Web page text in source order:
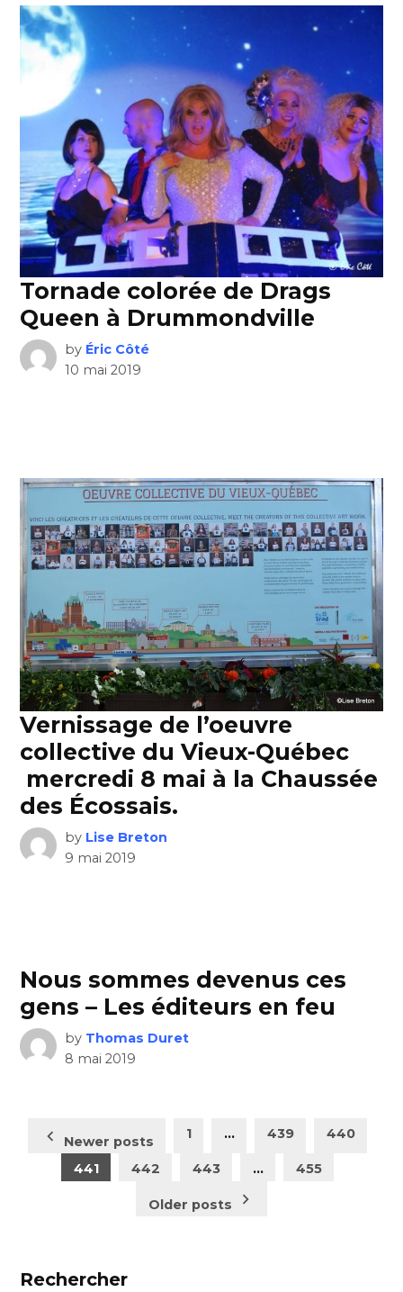
Tornade colorée de Drags
Queen à Drummondville
by Éric Côté
10 mai 2019
Vernissage de l’oeuvre
collective du Vieux-Québec
mercredi 8 mai à la Chaussée
des Écossais.
by Lise Breton
9 mai 2019
Nous sommes devenus ces
gens – Les éditeurs en feu
by Thomas Duret
8 mai 2019
Pagination
des
publications
Newer posts 1 … 439 440
441 442 443 … 455
Older posts
Rechercher